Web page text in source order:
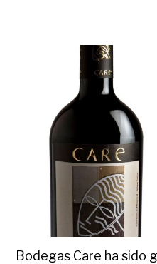
Bodegas Care ha sido